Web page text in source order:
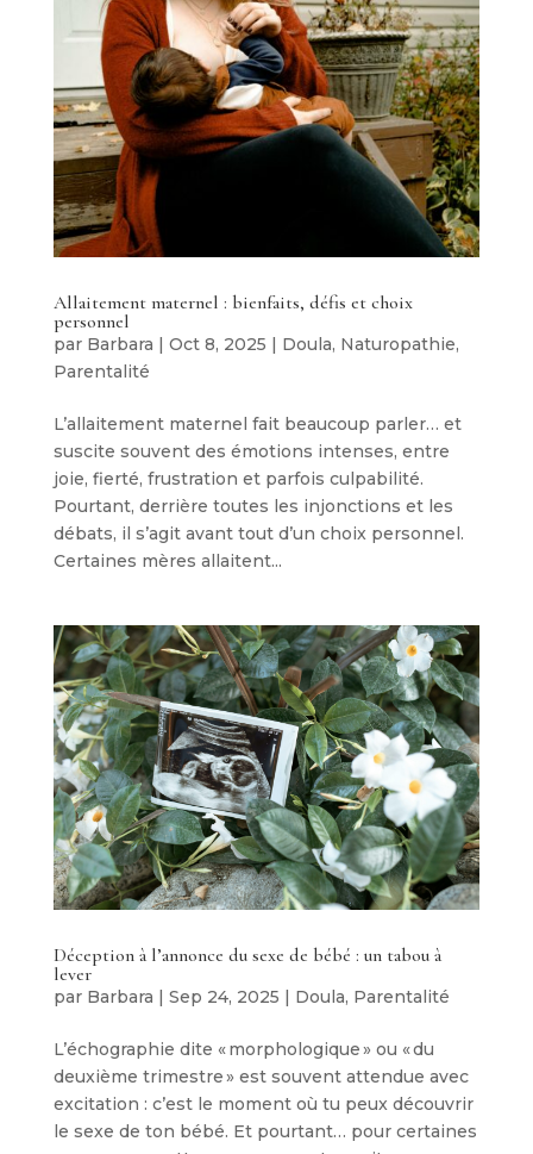
Allaitement maternel : bienfaits, défis et choix
personnel
par Barbara | Oct 8, 2025 | Doula, Naturopathie,
Parentalité
L’allaitement maternel fait beaucoup parler… et
suscite souvent des émotions intenses, entre
joie, fierté, frustration et parfois culpabilité.
Pourtant, derrière toutes les injonctions et les
débats, il s’agit avant tout d’un choix personnel.
Certaines mères allaitent...
Déception à l’annonce du sexe de bébé : un tabou à
lever
par Barbara | Sep 24, 2025 | Doula, Parentalité
L’échographie dite « morphologique » ou « du
deuxième trimestre » est souvent attendue avec
excitation : c’est le moment où tu peux découvrir
le sexe de ton bébé. Et pourtant… pour certaines